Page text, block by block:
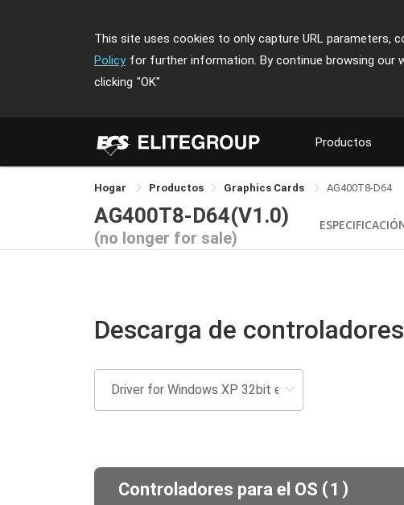
This site uses cookies to only capture URL parameters,
Policy for further information. By continue browsing our
clicking "OK"
Productos
Hogar Productos Graphics Cards AG400T8-D64
AG400T8-D64(V1.0)
(no longer for sale)
Descarga de
Controladores para el OS (1 )